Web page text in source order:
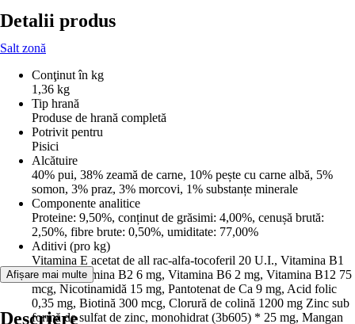
Detalii produs
Salt zonă
Conţinut în kg
1,36 kg
Tip hrană
Produse de hrană completă
Potrivit pentru
Pisici
Alcătuire
40% pui, 38% zeamă de carne, 10% pește cu carne albă, 5%
somon, 3% praz, 3% morcovi, 1% substanțe minerale
Componente analitice
Proteine: 9,50%, conținut de grăsimi: 4,00%, cenușă brută:
2,50%, fibre brute: 0,50%, umiditate: 77,00%
Aditivi (pro kg)
Vitamina E acetat de all rac-alfa-tocoferil 20 U.I., Vitamina B1
10 mg, Vitamina B2 6 mg, Vitamina B6 2 mg, Vitamina B12 75
mcg, Nicotinamidă 15 mg, Pantotenat de Ca 9 mg, Acid folic
0,35 mg, Biotină 300 mcg, Clorură de colină 1200 mg Zinc sub
formă de sulfat de zinc, monohidrat (3b605) * 25 mg, Mangan
Afișare mai multe
Descriere